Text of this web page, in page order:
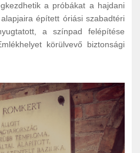
a próbákat a hajdani
épített óriási szabadtéri
a színpad felépítése
körülvevő biztonsági